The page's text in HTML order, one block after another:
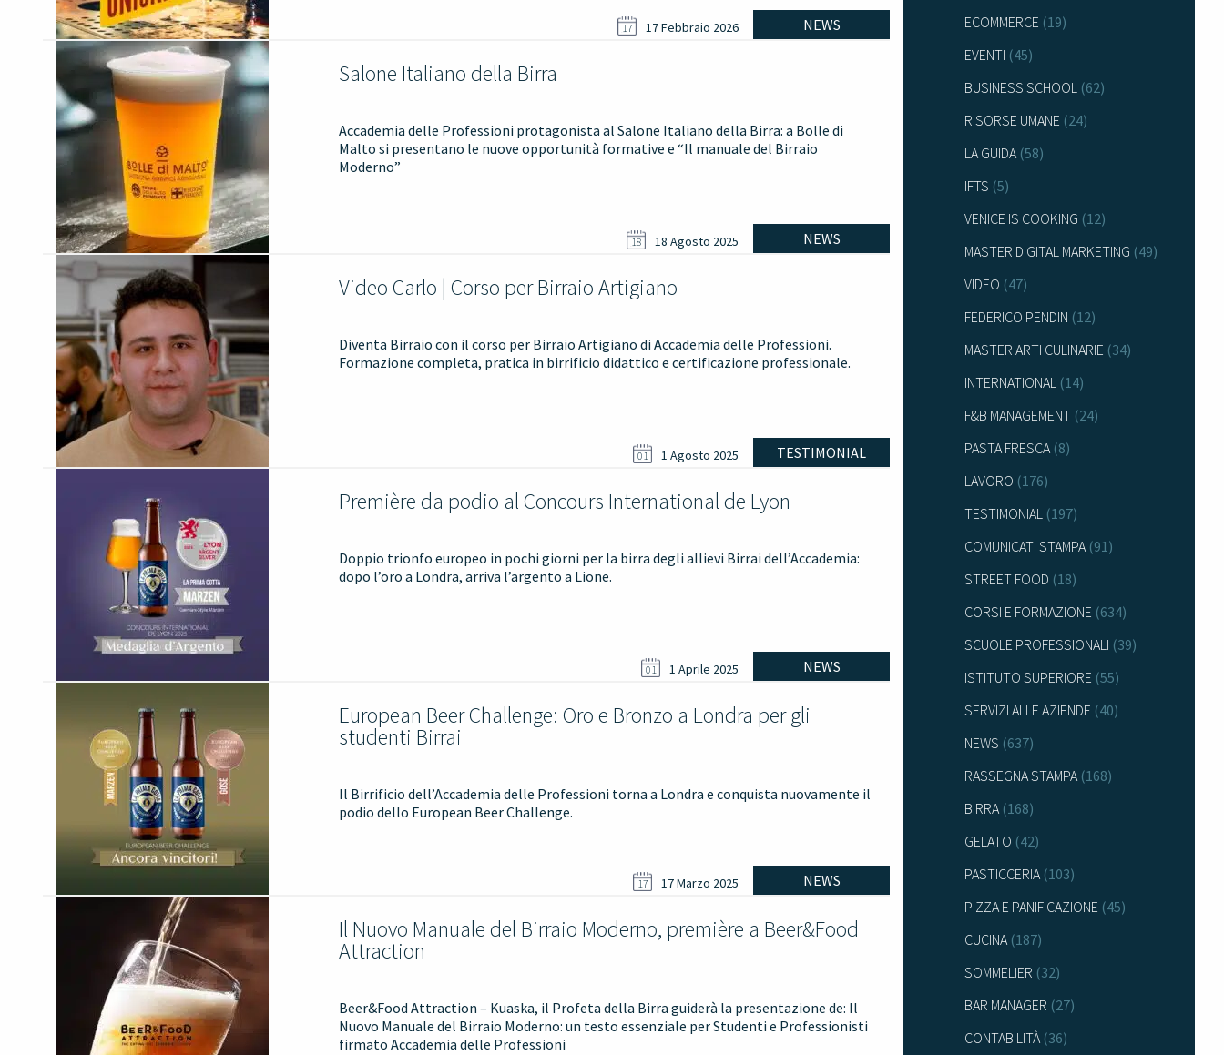
NEWS
17 17 Febbraio 2026
Salone Italiano della Birra
Accademia delle Professioni protagonista al Salone Italiano della Birra: a Bolle di
Malto si presentano le nuove opportunità formative e “Il manuale del Birraio
Moderno”
NEWS
18 18 Agosto 2025
Video Carlo | Corso per Birraio Artigiano
Diventa Birraio con il corso per Birraio Artigiano di Accademia delle Professioni.
Formazione completa, pratica in birrificio didattico e certificazione professionale.
TESTIMONIAL
01 1 Agosto 2025
Première da podio al Concours International de Lyon
Doppio trionfo europeo in pochi giorni per la birra degli allievi Birrai dell’Accademia:
dopo l’oro a Londra, arriva l’argento a Lione.
NEWS
01 1 Aprile 2025
European Beer Challenge: Oro e Bronzo a Londra per gli
studenti Birrai
Il Birrificio dell’Accademia delle Professioni torna a Londra e conquista nuovamente il
podio dello European Beer Challenge.
NEWS
17 17 Marzo 2025
Il Nuovo Manuale del Birraio Moderno, première a Beer&Food
Attraction
Beer&Food Attraction – Kuaska, il Profeta della Birra guiderà la presentazione de: Il
Nuovo Manuale del Birraio Moderno: un testo essenziale per Studenti e Professionisti
firmato Accademia delle Professioni
ECOMMERCE (19)
EVENTI (45)
BUSINESS SCHOOL (62)
RISORSE UMANE (24)
LA GUIDA(58)
IFTS (5)
VENICE IS COOKING (12)
MASTER DIGITAL MARKETING (49)
VIDEO (47)
FEDERICO PENDIN (12)
MASTER ARTI CULINARIE (34)
INTERNATIONAL (14)
F&B MANAGEMENT (24)
PASTA FRESCA(8)
LAVORO (176)
TESTIMONIAL (197)
COMUNICATI STAMPA(91)
STREET FOOD (18)
CORSI E FORMAZIONE (634)
SCUOLE PROFESSIONALI (39)
ISTITUTO SUPERIORE (55)
SERVIZI ALLE AZIENDE (40)
NEWS (637)
RASSEGNA STAMPA(168)
BIRRA(168)
GELATO (42)
PASTICCERIA(103)
PIZZA E PANIFICAZIONE (45)
CUCINA(187)
SOMMELIER (32)
BAR MANAGER (27)
CONTABILITÀ(36)